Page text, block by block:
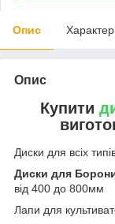
Опис
Опис
Купити
Диски для всіх
Диски для
від 400 до 800мм
Лапи для